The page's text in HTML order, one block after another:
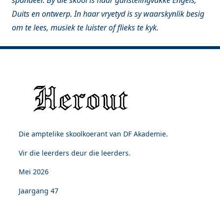
Duits en ontwerp. In haar vryetyd is sy waarskynlik besig
om te lees, musiek te luister of flieks te kyk.
Die amptelike skoolkoerant van DF Akademie.
Vir die leerders deur die leerders.
Mei 2026
Jaargang 47